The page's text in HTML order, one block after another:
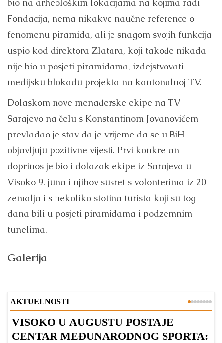
bio na arheološkim lokacijama na kojima radi
Fondacija, nema nikakve naučne reference o
fenomenu piramida, ali je snagom svojih funkcija
uspio kod direktora Zlatara, koji takođe nikada
nije bio u posjeti piramidama, izdejstvovati
medijsku blokadu projekta na kantonalnoj TV.
Dolaskom nove menađerske ekipe na TV
Sarajevo na čelu s Konstantinom Jovanovićem
prevladao je stav da je vrijeme da se u BiH
objavljuju pozitivne vijesti. Prvi konkretan
doprinos je bio i dolazak ekipe iz Sarajeva u
Visoko 9. juna i njihov susret s volonterima iz 20
zemalja i s nekoliko stotina turista koji su tog
dana bili u posjeti piramidama i podzemnim
tunelima.
Galerija
AKTUELNOSTI
VISOKO U AUGUSTU POSTAJE
CENTAR MEĐUNARODNOG SPORTA: